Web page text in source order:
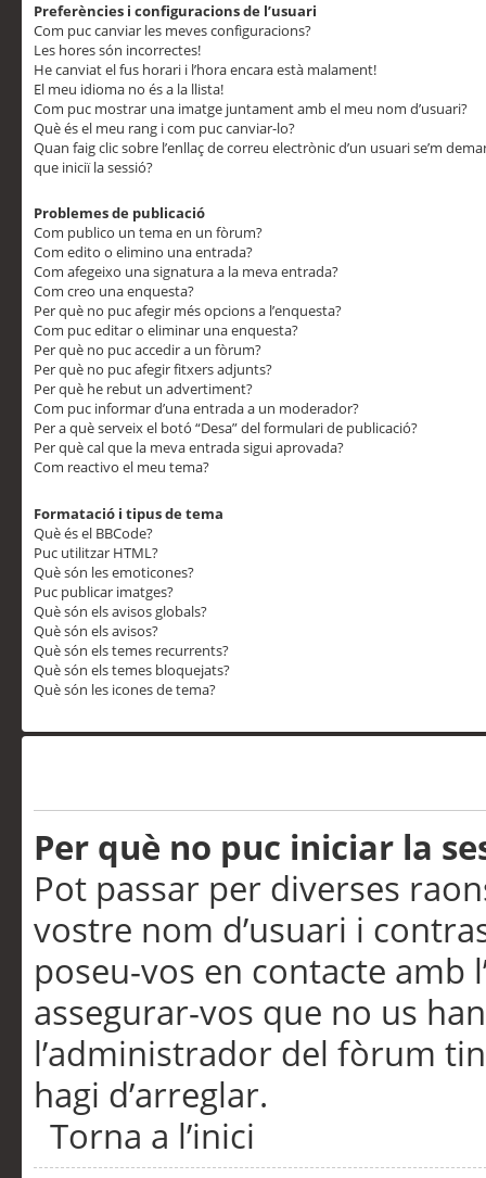
Preferències i configuracions de l’usuari
Com puc canviar les meves configuracions?
Les hores són incorrectes!
He canviat el fus horari i l’hora encara està malament!
El meu idioma no és a la llista!
Com puc mostrar una imatge juntament amb el meu nom d’usuari?
Què és el meu rang i com puc canviar-lo?
Quan faig clic sobre l’enllaç de correu electrònic d’un usuari se’m
que iniciï la sessió?
Problemes de publicació
Com publico un tema en un fòrum?
Com edito o elimino una entrada?
Com afegeixo una signatura a la meva entrada?
Com creo una enquesta?
Per què no puc afegir més opcions a l’enquesta?
Com puc editar o eliminar una enquesta?
Per què no puc accedir a un fòrum?
Per què no puc afegir fitxers adjunts?
Per què he rebut un advertiment?
Com puc informar d’una entrada a un moderador?
Per a què serveix el botó “Desa” del formulari de publicació?
Per què cal que la meva entrada sigui aprovada?
Com reactivo el meu tema?
Formatació i tipus de tema
Què és el BBCode?
Puc utilitzar HTML?
Què són les emoticones?
Puc publicar imatges?
Què són els avisos globals?
Què són els avisos?
Què són els temes recurrents?
Què són els temes bloquejats?
Què són les icones de tema?
Per què no puc iniciar la
Pot passar per diverses
vostre nom d’usuari i
poseu-vos en contacte
assegurar-vos que no us
l’administrador del fòrum
hagi d’arreglar.
Torna a l’inici